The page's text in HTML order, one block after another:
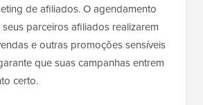
de afiliados. O agendamento
parceiros afiliados realizarem
e outras promoções sensíveis
que suas campanhas entrem
certo.